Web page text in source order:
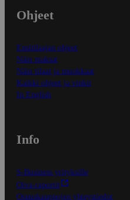
Ohjeet
Ensitilaajan ohjeet
Näin maksat
Näin tilaat ja muokkaat
Kaikki ohjeet ja vinkit
In English
Info
S-Business yrityksille
Oiva-raportit
Osuuskauppojen yhteystiedot